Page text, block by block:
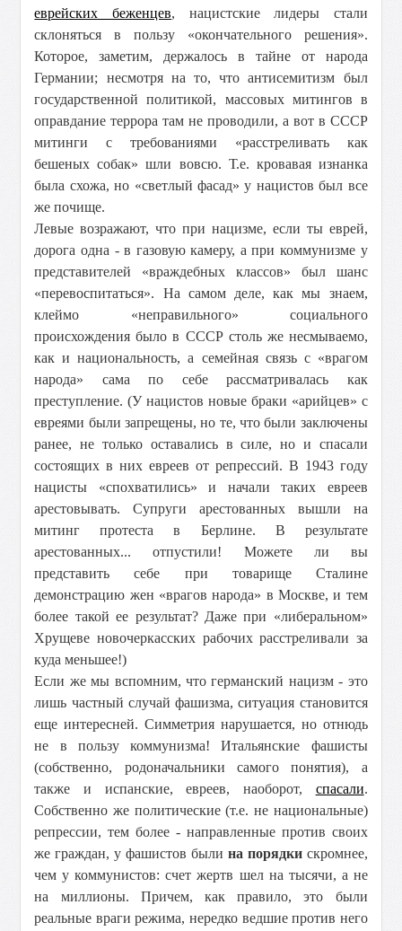
еврейских беженцев, нацистские лидеры стали
склоняться в пользу «окончательного решения».
Которое, заметим, держалось в тайне от народа
Германии; несмотря на то, что антисемитизм был
государственной политикой, массовых митингов в
оправдание террора там не проводили, а вот в СССР
митинги с требованиями «расстреливать как
бешеных собак» шли вовсю. Т.е. кровавая изнанка
была схожа, но «светлый фасад» у нацистов был все
же почище.
Левые возражают, что при нацизме, если ты еврей,
дорога одна - в газовую камеру, а при коммунизме у
представителей «враждебных классов» был шанс
«перевоспитаться». На самом деле, как мы знаем,
клеймо «неправильного» социального
происхождения было в СССР столь же несмываемо,
как и национальность, а семейная связь с «врагом
народа» сама по себе рассматривалась как
преступление. (У нацистов новые браки «арийцев» с
евреями были запрещены, но те, что были заключены
ранее, не только оставались в силе, но и спасали
состоящих в них евреев от репрессий. В 1943 году
нацисты «спохватились» и начали таких евреев
арестовывать. Супруги арестованных вышли на
митинг протеста в Берлине. В результате
арестованных... отпустили! Можете ли вы
представить себе при товарище Сталине
демонстрацию жен «врагов народа» в Москве, и тем
более такой ее результат? Даже при «либеральном»
Хрущеве новочеркасских рабочих расстреливали за
куда меньшее!)
Если же мы вспомним, что германский нацизм - это
лишь частный случай фашизма, ситуация становится
еще интересней. Симметрия нарушается, но отнюдь
не в пользу коммунизма! Итальянские фашисты
(собственно, родоначальники самого понятия), а
также и испанские, евреев, наоборот, спасали.
Собственно же политические (т.е. не национальные)
репрессии, тем более - направленные против своих
же граждан, у фашистов были на порядкискромнее,
чем у коммунистов: счет жертв шел на тысячи, а не
на миллионы. Причем, как правило, это были
реальные враги режима, нередко ведшие против него